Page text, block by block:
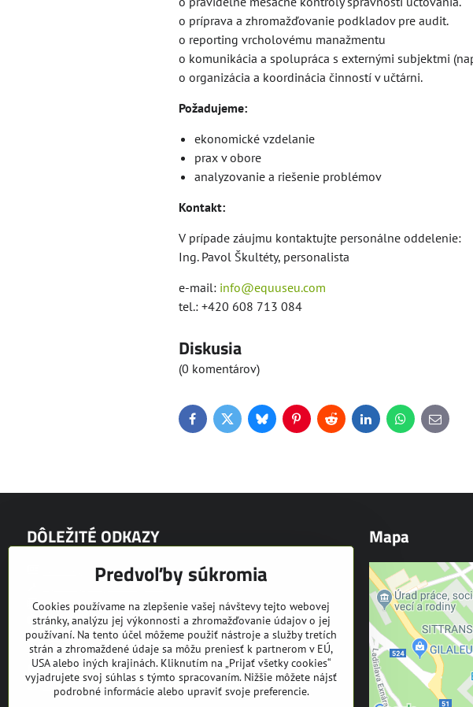
o príprava a zhromažďovanie podkladov pre audit.
o reporting vrcholovému manažmentu
o komunikácia a spolupráca s externými subjektmi
o organizácia a koordinácia činností v učtárni.
Požadujeme:
ekonomické vzdelanie
prax v obore
analyzovanie a riešenie problémov
Kontakt:
V prípade záujmu kontaktujte personálne oddelenie:
Ing. Pavol Škultéty, personalista
e-mail: info@equuseu.com
tel.: +420 608 713 084
Diskusia
(0 komentárov)
FacebookTwitterBlueskyPinterestRedditLinkedInWhatsApp
E-
mail
DÔLEŽITÉ ODKAZY
Výrobný program EQUUS
Video prezentácie
Fotogaléria
Partneri
Bazár
Ochrana osobných údajov
Kariéra
Mapa
Predvoľby súkromia
Cookies používame na zlepšenie vašej návštevy tejto webovej
stránky, analýzu jej výkonnosti a zhromažďovanie údajov o jej
používaní. Na tento účel môžeme použiť nástroje a služby tretích
strán a zhromaždené údaje sa môžu preniesť k partnerom v EÚ,
USA alebo iných krajinách. Kliknutím na „Prijať všetky cookies“
vyjadrujete svoj súhlas s týmto spracovaním. Nižšie môžete nájsť
podrobné informácie alebo upraviť svoje preferencie.